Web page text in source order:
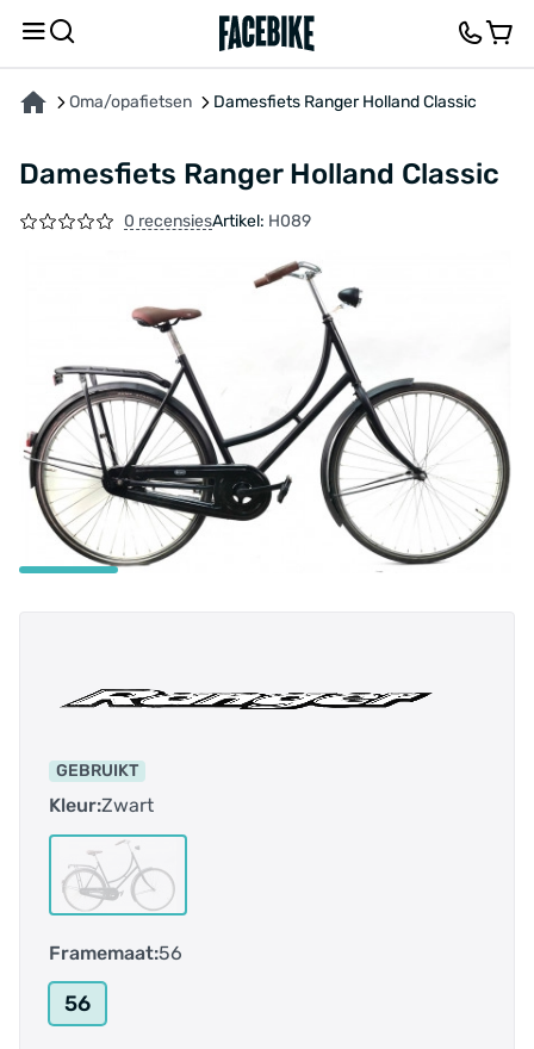
Oma/opafietsen Damesfiets Ranger Holland Classic
Damesfiets Ranger Holland Classic
0 recensiesArtikel: H089
GEBRUIKT
Kleur:Zwart
Framemaat:56
56
OVER HET PRODUCT KENMERKENBESCHRIJVING FEEDBACK EN VRAGEN